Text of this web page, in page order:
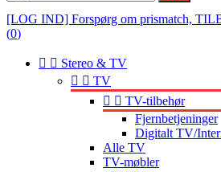
[LOG IND] Forspørg om prismatch,
(0)
  Stereo & TV
  TV
  TV-tilbehør
Fjernbetjeninger
Digitalt TV/
Alle TV
TV-møbler